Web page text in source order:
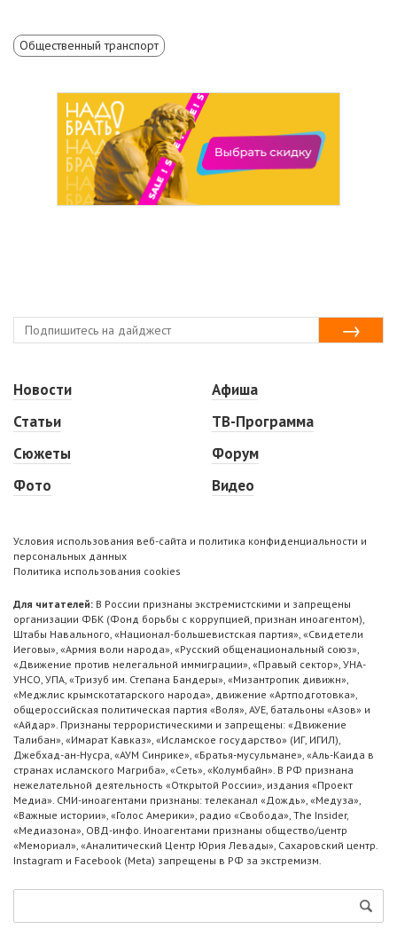
Общественный транспорт
Новости
Статьи
Сюжеты
Фото
Афиша
ТВ-Программа
Форум
Видео
Условия использования веб-сайта и политика конфиденциальности и
персональных данных
Политика использования cookies
Для читателей: В России признаны экстремистскими и запрещены
организации ФБК (Фонд борьбы с коррупцией, признан иноагентом),
Штабы Навального, «Национал-большевистская партия», «Свидетели
Иеговы», «Армия воли народа», «Русский общенациональный союз»,
«Движение против нелегальной иммиграции», «Правый сектор», УНА-
УНСО, УПА, «Тризуб им. Степана Бандеры», «Мизантропик дивижн»,
«Меджлис крымскотатарского народа», движение «Артподготовка»,
общероссийская политическая партия «Воля», АУЕ, батальоны «Азов» и
«Айдар». Признаны террористическими и запрещены: «Движение
Талибан», «Имарат Кавказ», «Исламское государство» (ИГ, ИГИЛ),
Джебхад-ан-Нусра, «АУМ Синрике», «Братья-мусульмане», «Аль-Каида в
странах исламского Магриба», «Сеть», «Колумбайн». В РФ признана
нежелательной деятельность «Открытой России», издания «Проект
Медиа». СМИ-иноагентами признаны: телеканал «Дождь», «Медуза»,
«Важные истории», «Голос Америки», радио «Свобода», The Insider,
«Медиазона», ОВД-инфо. Иноагентами признаны общество/центр
«Мемориал», «Аналитический Центр Юрия Левады», Сахаровский центр.
Instagram и Facebook (Metа) запрещены в РФ за экстремизм.